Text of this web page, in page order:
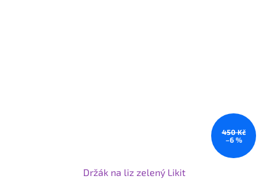
450 Kč
–6 %
Držák na liz zelený Likit